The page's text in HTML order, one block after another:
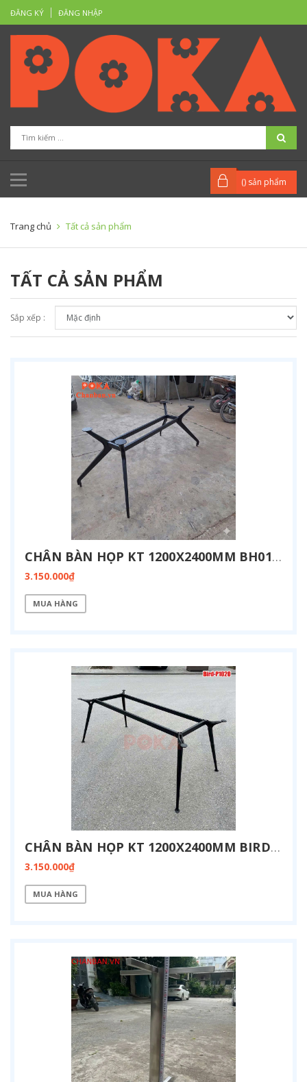
ĐĂNG KÝ ĐĂNG NHẬP
() sản phẩm
Trang chủ Tất cả sản phẩm
TẤT CẢ SẢN PHẨM
Sắp xếp :
CHÂN BÀN HỌP KT 1200X2400MM BH01-1224
3.150.000₫
MUA HÀNG
CHÂN BÀN HỌP KT 1200X2400MM BIRD-P1224
3.150.000₫
MUA HÀNG